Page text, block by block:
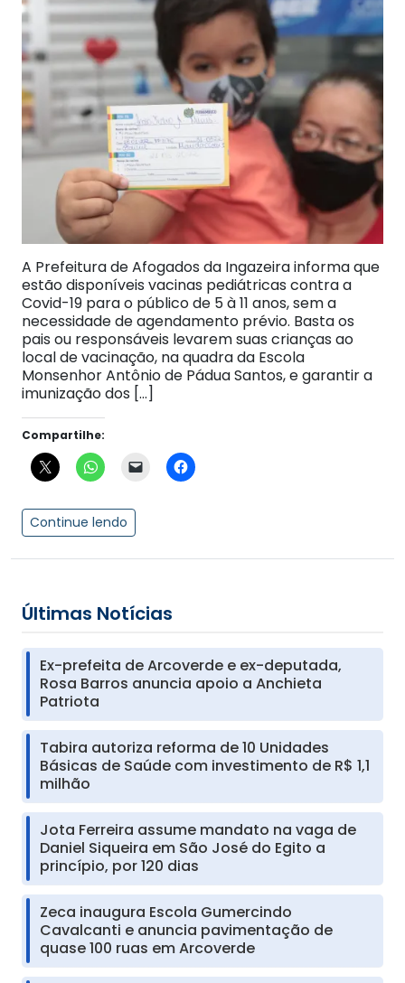
A Prefeitura de Afogados da Ingazeira informa que
estão disponíveis vacinas pediátricas contra a
Covid-19 para o público de 5 à 11 anos, sem a
necessidade de agendamento prévio. Basta os
pais ou responsáveis levarem suas crianças ao
local de vacinação, na quadra da Escola
Monsenhor Antônio de Pádua Santos, e garantir a
imunização dos […]
Compartilhe:
Continue lendo
Últimas Notícias
Ex-prefeita de Arcoverde e ex-deputada,
Rosa Barros anuncia apoio a Anchieta
Patriota
Tabira autoriza reforma de 10 Unidades
Básicas de Saúde com investimento de R$ 1,1
milhão
Jota Ferreira assume mandato na vaga de
Daniel Siqueira em São José do Egito a
princípio, por 120 dias
Zeca inaugura Escola Gumercindo
Cavalcanti e anuncia pavimentação de
quase 100 ruas em Arcoverde